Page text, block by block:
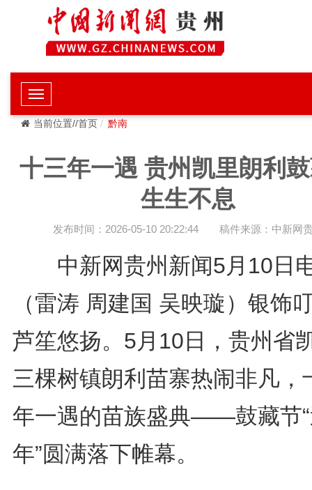
当前位置//首页 黔南
十三年一遇 贵州凯里朗利
生生不息
发布时间：2026-05-10 20:22:44 稿件来源：中新网
中新网贵州新闻5月10
（雷涛 周建国 吴映璇）银饰
芦笙悠扬。5月10日，贵州省
三棵树镇朗利苗寨热闹非凡，
年一遇的苗族盛典——鼓藏节
年”圆满落下帷幕。